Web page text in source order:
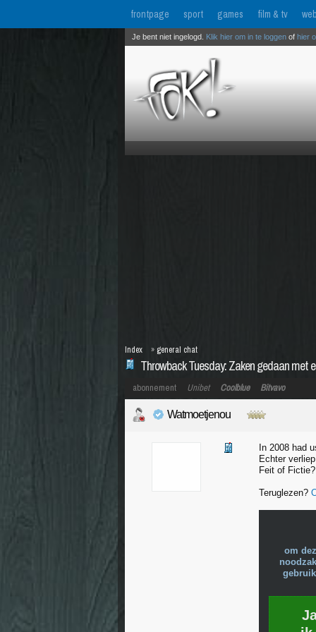
frontpage sport games film & tv
Je bent niet ingelogd. Klik hier om in te loggen of hier
Throwback Tuesday: Zaken gedaan met
Index » general chat
abonnement Unibet Coolblue Bitvavo
Watmoetjenou
In 2008 had
Echter
Feit of
Teruglezen?
om